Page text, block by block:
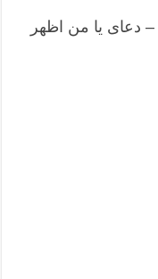
دعای یا من اظهر